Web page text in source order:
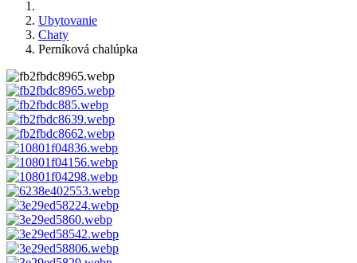
Ubytovanie
Chaty
Perníková chalúpka